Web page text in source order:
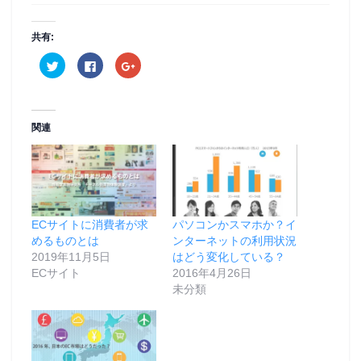
共有:
ク
リ
t
t
e
r
で
共
有
(
新
し
い
ウ
ィ
ン
開
ま
す
F
a
共
有
す
る
に
は
ク
リ
ッ
ク
し
て
く
新
し
い
ウ
ィ
ク
リ
g
l
e
+
で
共
有
(
新
開
き
す
)
関連
ECサイトに消費者が求
めるものとは
2019年11月5日
ECサイト
パソコンかスマホか？イ
ンターネットの利用状況
はどう変化している？
2016年4月26日
未分類